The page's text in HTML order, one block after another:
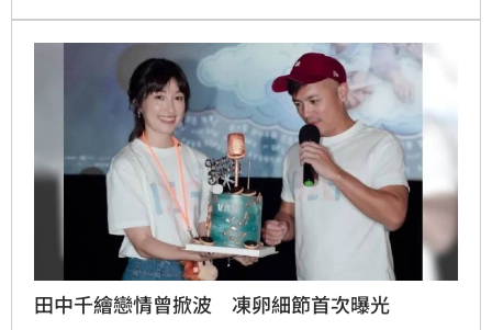
田中千繪戀情曾掀波 凍卵細節首次曝光